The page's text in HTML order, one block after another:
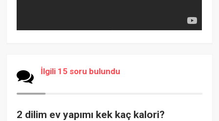
İlgili 15 soru bulundu
2 dilim ev yapımı kek kaç kalori?